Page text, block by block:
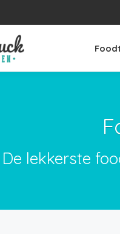
De lekkerste